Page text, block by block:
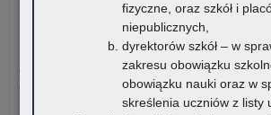
3 sierpnia 2026
Ogólnopolski Konkurs Filmowy „Wieś
wieś”
fizyczne, oraz szkół i
niepublicznych,
dyrektorów szkół – w
zakresu obowiązku
obowiązku nauki oraz w
skreślenia uczniów z listy